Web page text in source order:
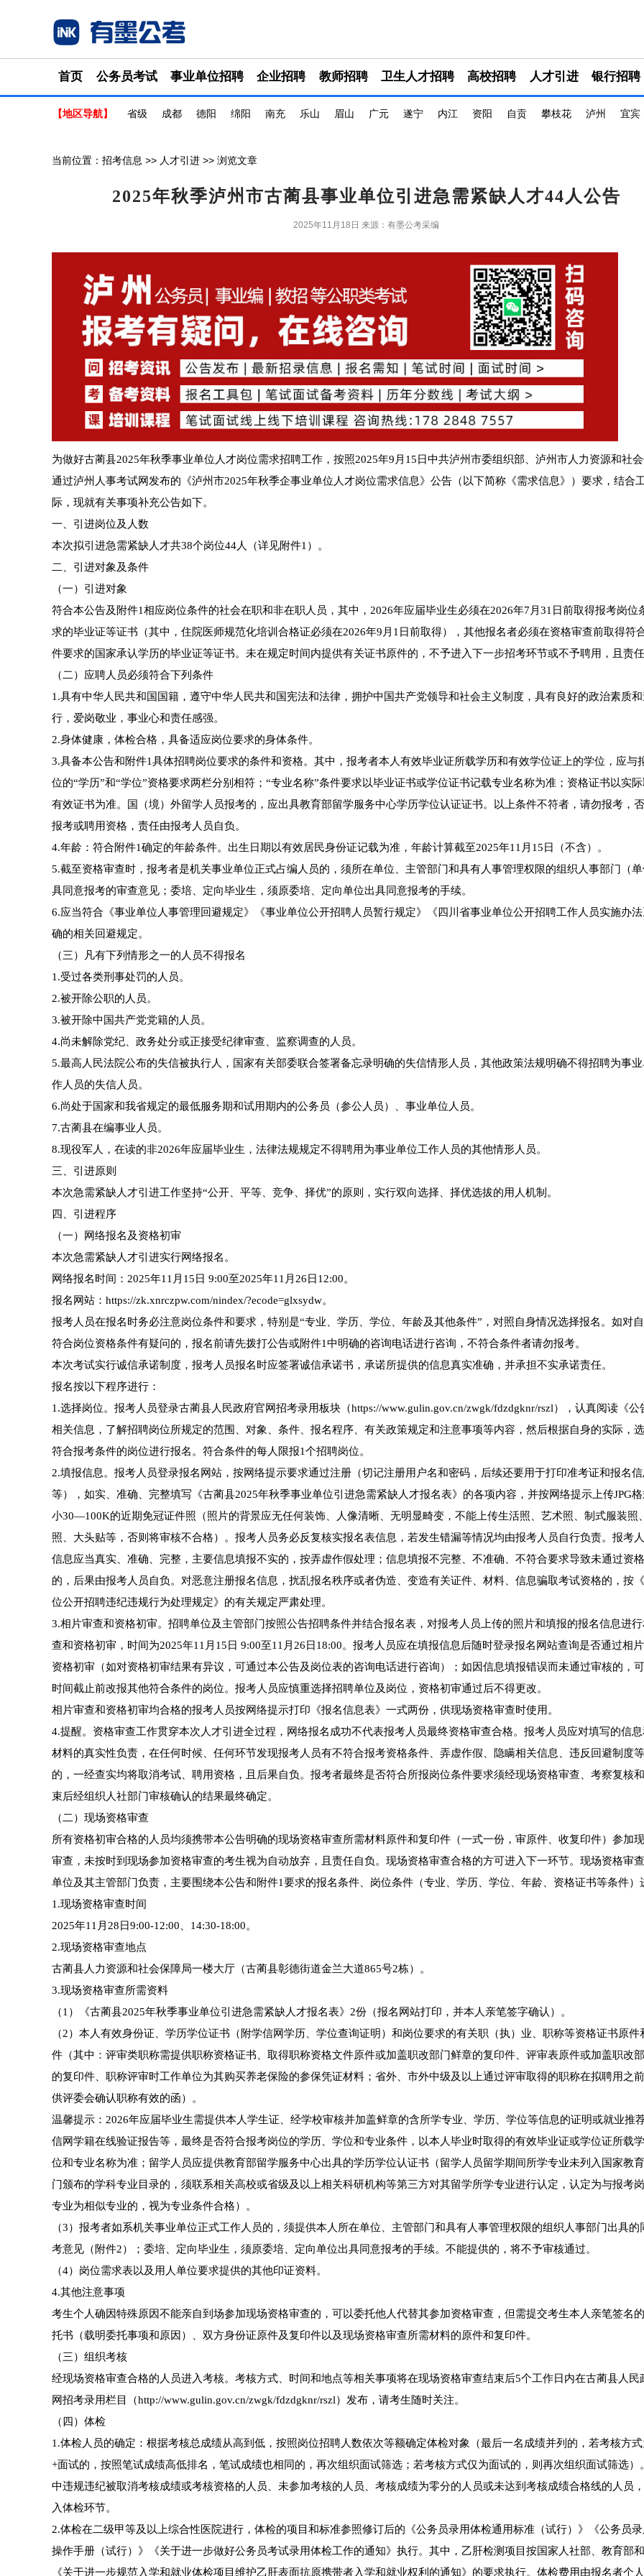
首页 公务员考试 事业单位招聘 企业招聘 教师招聘 卫生人才招聘 高校招聘 人才引进 银行招聘
【地区导航】 省级 成都 德阳 绵阳 南充 乐山 眉山 广元 遂宁 内江 资阳 自贡 攀枝花 泸州 宜宾
当前位置： 招考信息 >> 人才引进 >> 浏览文章
2025年秋季泸州市古蔺县事业单位引进急需紧缺人才44人公告
2025年11月18日 来源：有墨公考采编
为做好古蔺县2025年秋季事业单位人才岗位需求招聘工作，按照2025年9月15日中共泸州市委组织部、泸州市人力资源和社
通过泸州人事考试网发布的《泸州市2025年秋季企事业单位人才岗位需求信息》公告（以下简称《需求信息》）要求，结合
际，现就有关事项补充公告如下。
一、引进岗位及人数
本次拟引进急需紧缺人才共38个岗位44人（详见附件1）。
二、引进对象及条件
（一）引进对象
符合本公告及附件1相应岗位条件的社会在职和非在职人员，其中，2026年应届毕业生必须在2026年7月31日前取得报考岗位
求的毕业证等证书（其中，住院医师规范化培训合格证必须在2026年9月1日前取得），其他报名者必须在资格审查前取得符
件要求的国家承认学历的毕业证等证书。未在规定时间内提供有关证书原件的，不予进入下一步招考环节或不予聘用，且责
（二）应聘人员必须符合下列条件
1.具有中华人民共和国国籍，遵守中华人民共和国宪法和法律，拥护中国共产党领导和社会主义制度，具有良好的政治素质
行，爱岗敬业，事业心和责任感强。
2.身体健康，体检合格，具备适应岗位要求的身体条件。
3.具备本公告和附件1具体招聘岗位要求的条件和资格。其中，报考者本人有效毕业证所载学历和有效学位证上的学位，应与
位的“学历”和“学位”资格要求两栏分别相符；“专业名称”条件要求以毕业证书或学位证书记载专业名称为准；资格证书以实
有效证书为准。国（境）外留学人员报考的，应出具教育部留学服务中心学历学位认证证书。以上条件不符者，请勿报考，
报考或聘用资格，责任由报考人员自负。
4.年龄：符合附件1确定的年龄条件。出生日期以有效居民身份证记载为准，年龄计算截至2025年11月15日（不含）。
5.截至资格审查时，报考者是机关事业单位正式占编人员的，须所在单位、主管部门和具有人事管理权限的组织人事部门（
具同意报考的审查意见；委培、定向毕业生，须原委培、定向单位出具同意报考的手续。
6.应当符合《事业单位人事管理回避规定》《事业单位公开招聘人员暂行规定》《四川省事业单位公开招聘工作人员实施办
确的相关回避规定。
（三）凡有下列情形之一的人员不得报名
1.受过各类刑事处罚的人员。
2.被开除公职的人员。
3.被开除中国共产党党籍的人员。
4.尚未解除党纪、政务处分或正接受纪律审查、监察调查的人员。
5.最高人民法院公布的失信被执行人，国家有关部委联合签署备忘录明确的失信情形人员，其他政策法规明确不得招聘为事
作人员的失信人员。
6.尚处于国家和我省规定的最低服务期和试用期内的公务员（参公人员）、事业单位人员。
7.古蔺县在编事业人员。
8.现役军人，在读的非2026年应届毕业生，法律法规规定不得聘用为事业单位工作人员的其他情形人员。
三、引进原则
本次急需紧缺人才引进工作坚持“公开、平等、竞争、择优”的原则，实行双向选择、择优选拔的用人机制。
四、引进程序
（一）网络报名及资格初审
本次急需紧缺人才引进实行网络报名。
网络报名时间：2025年11月15日 9:00至2025年11月26日12:00。
报名网站：https://zk.xnrczpw.com/nindex/?ecode=glxsydw。
报考人员在报名时务必注意岗位条件和要求，特别是“专业、学历、学位、年龄及其他条件”，对照自身情况选择报名。如对
符合岗位资格条件有疑问的，报名前请先拨打公告或附件1中明确的咨询电话进行咨询，不符合条件者请勿报考。
本次考试实行诚信承诺制度，报考人员报名时应签署诚信承诺书，承诺所提供的信息真实准确，并承担不实承诺责任。
报名按以下程序进行：
1.选择岗位。报考人员登录古蔺县人民政府官网招考录用板块（https://www.gulin.gov.cn/zwgk/fdzdgknr/rszl），认真阅读《公
相关信息，了解招聘岗位所规定的范围、对象、条件、报名程序、有关政策规定和注意事项等内容，然后根据自身的实际，
符合报考条件的岗位进行报名。符合条件的每人限报1个招聘岗位。
2.填报信息。报考人员登录报名网站，按网络提示要求通过注册（切记注册用户名和密码，后续还要用于打印准考证和报名
等），如实、准确、完整填写《古蔺县2025年秋季事业单位引进急需紧缺人才报名表》的各项内容，并按网络提示上传JPG
小30—100K的近期免冠证件照（照片的背景应无任何装饰、人像清晰、无明显畸变，不能上传生活照、艺术照、制式服装照
照、大头贴等，否则将审核不合格）。报考人员务必反复核实报名表信息，若发生错漏等情况均由报考人员自行负责。报考
信息应当真实、准确、完整，主要信息填报不实的，按弄虚作假处理；信息填报不完整、不准确、不符合要求导致未通过资
的，后果由报考人员自负。对恶意注册报名信息，扰乱报名秩序或者伪造、变造有关证件、材料、信息骗取考试资格的，按
位公开招聘违纪违规行为处理规定》的有关规定严肃处理。
3.相片审查和资格初审。招聘单位及主管部门按照公告招聘条件并结合报名表，对报考人员上传的照片和填报的报名信息进
查和资格初审，时间为2025年11月15日 9:00至11月26日18:00。报考人员应在填报信息后随时登录报名网站查询是否通过相
资格初审（如对资格初审结果有异议，可通过本公告及岗位表的咨询电话进行咨询）；如因信息填报错误而未通过审核的，
时间截止前改报其他符合条件的岗位。报考人员应慎重选择招聘单位及岗位，资格初审通过后不得更改。
相片审查和资格初审均合格的报考人员按网络提示打印《报名信息表》一式两份，供现场资格审查时使用。
4.提醒。资格审查工作贯穿本次人才引进全过程，网络报名成功不代表报考人员最终资格审查合格。报考人员应对填写的信
材料的真实性负责，在任何时候、任何环节发现报考人员有不符合报考资格条件、弄虚作假、隐瞒相关信息、违反回避制度
的，一经查实均将取消考试、聘用资格，且后果自负。报考者最终是否符合所报岗位条件要求须经现场资格审查、考察复核
束后经组织人社部门审核确认的结果最终确定。
（二）现场资格审查
所有资格初审合格的人员均须携带本公告明确的现场资格审查所需材料原件和复印件（一式一份，审原件、收复印件）参加
审查，未按时到现场参加资格审查的考生视为自动放弃，且责任自负。现场资格审查合格的方可进入下一环节。现场资格审
单位及其主管部门负责，主要围绕本公告和附件1要求的报名条件、岗位条件（专业、学历、学位、年龄、资格证书等条件）
1.现场资格审查时间
2025年11月28日9:00-12:00、14:30-18:00。
2.现场资格审查地点
古蔺县人力资源和社会保障局一楼大厅（古蔺县彰德街道金兰大道865号2栋）。
3.现场资格审查所需资料
（1）《古蔺县2025年秋季事业单位引进急需紧缺人才报名表》2份（报名网站打印，并本人亲笔签字确认）。
（2）本人有效身份证、学历学位证书（附学信网学历、学位查询证明）和岗位要求的有关职（执）业、职称等资格证书原件
件（其中：评审类职称需提供职称资格证书、取得职称资格文件原件或加盖职改部门鲜章的复印件、评审表原件或加盖职改
的复印件、职称评审时工作单位为其购买养老保险的参保凭证材料；省外、市外中级及以上通过评审取得的职称在拟聘用之
供评委会确认职称有效的函）。
温馨提示：2026年应届毕业生需提供本人学生证、经学校审核并加盖鲜章的含所学专业、学历、学位等信息的证明或就业推
信网学籍在线验证报告等，最终是否符合报考岗位的学历、学位和专业条件，以本人毕业时取得的有效毕业证或学位证所载
位和专业名称为准；留学人员应提供教育部留学服务中心出具的学历学位认证书（留学人员留学期间所学专业未列入国家教
门颁布的学科专业目录的，须联系相关高校或省级及以上相关科研机构等第三方对其留学所学专业进行认定，认定为与报考
专业为相似专业的，视为专业条件合格）。
（3）报考者如系机关事业单位正式工作人员的，须提供本人所在单位、主管部门和具有人事管理权限的组织人事部门出具的
考意见（附件2）；委培、定向毕业生，须原委培、定向单位出具同意报考的手续。不能提供的，将不予审核通过。
（4）岗位需求表以及用人单位要求提供的其他印证资料。
4.其他注意事项
考生个人确因特殊原因不能亲自到场参加现场资格审查的，可以委托他人代替其参加资格审查，但需提交考生本人亲笔签名
托书（载明委托事项和原因）、双方身份证原件及复印件以及现场资格审查所需材料的原件和复印件。
（三）组织考核
经现场资格审查合格的人员进入考核。考核方式、时间和地点等相关事项将在现场资格审查结束后5个工作日内在古蔺县人民
网招考录用栏目（http://www.gulin.gov.cn/zwgk/fdzdgknr/rszl）发布，请考生随时关注。
（四）体检
1.体检人员的确定：根据考核总成绩从高到低，按照岗位招聘人数依次等额确定体检对象（最后一名成绩并列的，若考核方
+面试的，按照笔试成绩高低排名，笔试成绩也相同的，再次组织面试筛选；若考核方式仅为面试的，则再次组织面试筛选）
中违规违纪被取消考核成绩或考核资格的人员、未参加考核的人员、考核成绩为零分的人员或未达到考核成绩合格线的人员
入体检环节。
2.体检在二级甲等及以上综合性医院进行，体检的项目和标准参照修订后的《公务员录用体检通用标准（试行）》《公务员
操作手册（试行）》《关于进一步做好公务员考试录用体检工作的通知》执行。其中，乙肝检测项目按国家人社部、教育部
《关于进一步规范入学和就业体检项目维护乙肝表面抗原携带者入学和就业权利的通知》的要求执行。体检费用由报名者个